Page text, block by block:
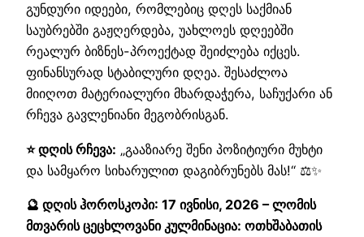
გუნდური იდეები, რომლებიც დღეს საქმიან
საუბრებში გაჟღერდება, უახლოეს დღეებში
რეალურ ბიზნეს-პროექტად შეიძლება იქცეს.
ფინანსურად სტაბილური დღეა. შესაძლოა
მიიღოთ მატერიალური მხარდაჭერა, საჩუქარი ან
რჩევა გავლენიანი მეგობრისგან.
⭐ დღის რჩევა: „გააზიარე შენი პოზიტიური მუხტი
და სამყარო სიხარულით დაგიბრუნებს მას!“ ⚖️✨
🔮 დღის ჰოროსკოპი: 17 ივნისი, 2026 – ლომის
მთვარის ცეცხლოვანი კულმინაცია: ოთხშაბათის